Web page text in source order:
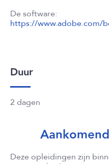
De software:
https://www.adobe.com/
Duur
2 dagen
Deze opleidingen zijn